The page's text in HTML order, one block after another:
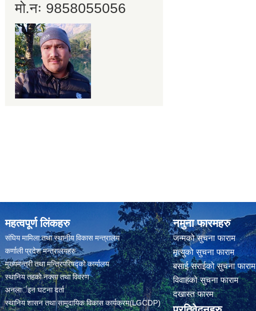
मो.नः 9858055056
महत्वपूर्ण लिंकहरु
संघिय मामिला तथा स्थानीय विकास मन्त्रालय
कर्णाली प्रदेश मन्त्रालयहरु
मुख्यमन्त्री तथा मन्त्रिपरिषद्को कार्यालय
स्थानिय तहकाे नक्सा तथा विवरण
अनलार्इन घटना दर्ता
स्थानिय शासन तथा सामुदायिक विकास कार्यक्रम(LGCDP)
नमुना फारमहरु
जन्मको सुचना फाराम
मृत्युको सुचना फाराम
बसाई सराईको सुचना फाराम
विवाहको सुचना फाराम
दखास्त फारम